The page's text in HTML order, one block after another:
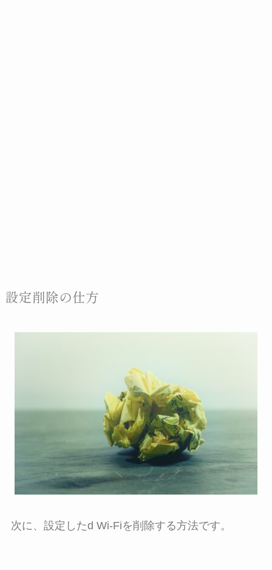
設定削除の仕方
次に、設定したd Wi-Fiを削除する方法です。